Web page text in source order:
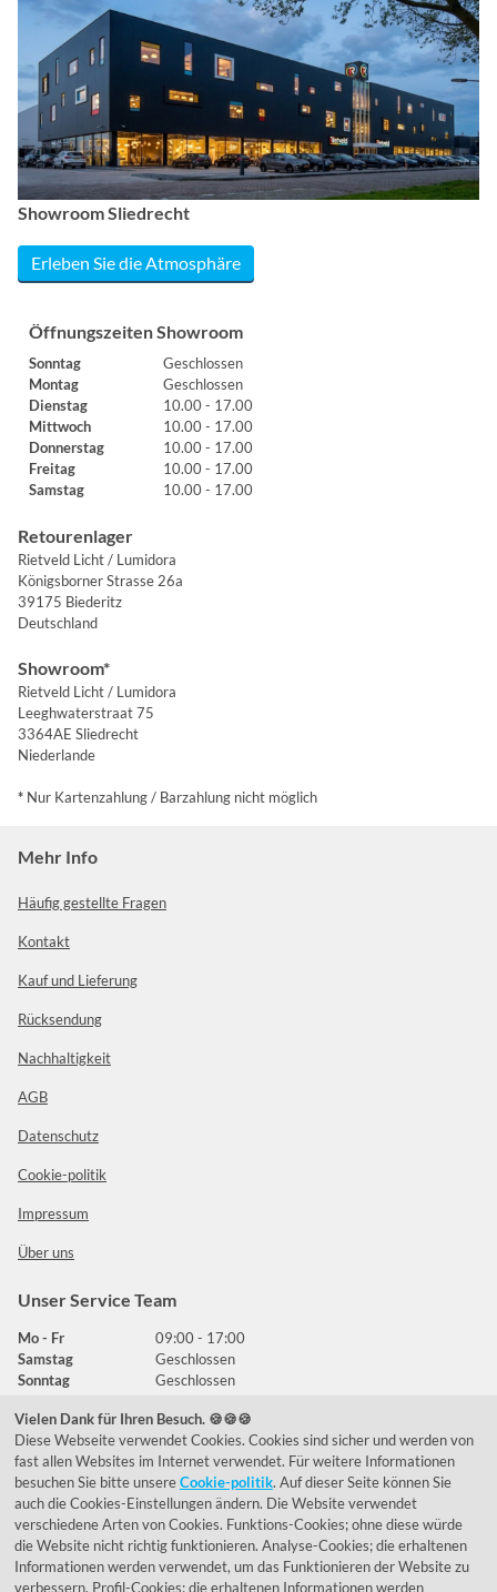
Showroom Sliedrecht
Erleben Sie die Atmosphäre
Öffnungszeiten Showroom
Sonntag
Geschlossen
Montag
Geschlossen
Dienstag
10.00 - 17.00
Mittwoch
10.00 - 17.00
Donnerstag
10.00 - 17.00
Freitag
10.00 - 17.00
Samstag
10.00 - 17.00
Retourenlager
Rietveld Licht / Lumidora
Königsborner Strasse 26a
39175 Biederitz
Deutschland
Showroom*
Rietveld Licht / Lumidora
Leeghwaterstraat 75
3364AE Sliedrecht
Niederlande
* Nur Kartenzahlung / Barzahlung nicht möglich
Mehr Info
Häufig gestellte Fragen
Kontakt
Kauf und Lieferung
Rücksendung
Nachhaltigkeit
AGB
Datenschutz
Cookie-politik
Impressum
Über uns
Unser Service Team
Mo - Fr
09:00 - 17:00
Samstag
Geschlossen
Sonntag
Geschlossen
Häufig gestellte Fragen
039292 - 678215
de@lumidora.com
Vielen Dank für Ihren Besuch. 🍪🍪🍪
Diese Webseite verwendet Cookies. Cookies sind sicher und werden von
fast allen Websites im Internet verwendet. Für weitere Informationen
besuchen Sie bitte unsereCookie-politik. Auf dieser Seite können Sie
auch die Cookies-Einstellungen ändern. Die Website verwendet
verschiedene Arten von Cookies. Funktions-Cookies; ohne diese würde
die Website nicht richtig funktionieren. Analyse-Cookies; die erhaltenen
Informationen werden verwendet, um das Funktionieren der Website zu
verbessern. Profil-Cookies; die erhaltenen Informationen werden